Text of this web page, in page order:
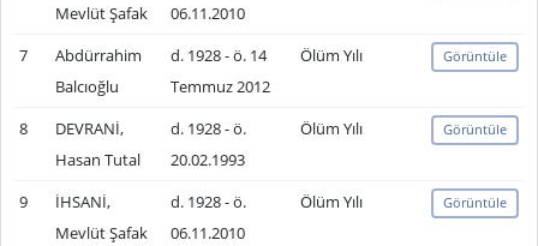
Mevlüt Şafak
06.11.2010
7
Abdürrahim
Balcıoğlu
d. 1928 - ö. 14
Temmuz 2012
Ölüm Yılı Görüntüle
8
DEVRANİ,
Hasan Tutal
d. 1928 - ö.
20.02.1993
Ölüm Yılı Görüntüle
9
İHSANİ,
Mevlüt Şafak
d. 1928 - ö.
06.11.2010
Ölüm Yılı Görüntüle